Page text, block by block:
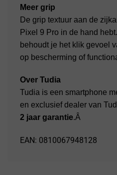
Meer grip
De grip textuur aan de
Pixel 9 Pro in de hand
behoudt je het klik gevoel
op bescherming of
Over Tudia
Tudia is een smartphone
en exclusief dealer van
2 jaar garantie.Â
EAN: 0810067948128